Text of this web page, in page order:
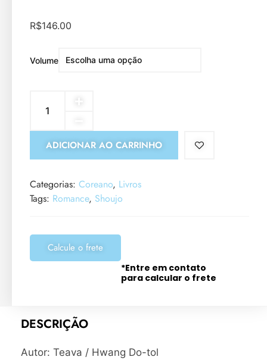
R$146.00
Volume
ADICIONAR AO CARRINHO
Categorias: Coreano, Livros
Tags: Romance, Shoujo
Calcule o frete
*Entre em contato
para calcular o frete
DESCRIÇÃO
Autor: Teava / Hwang Do-tol